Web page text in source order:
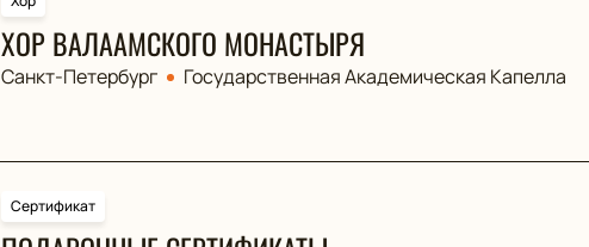
ХОР ВАЛААМСКОГО МОНАСТЫРЯ
Санкт-Петербург Государственная Академическая Капелла
Сертификат